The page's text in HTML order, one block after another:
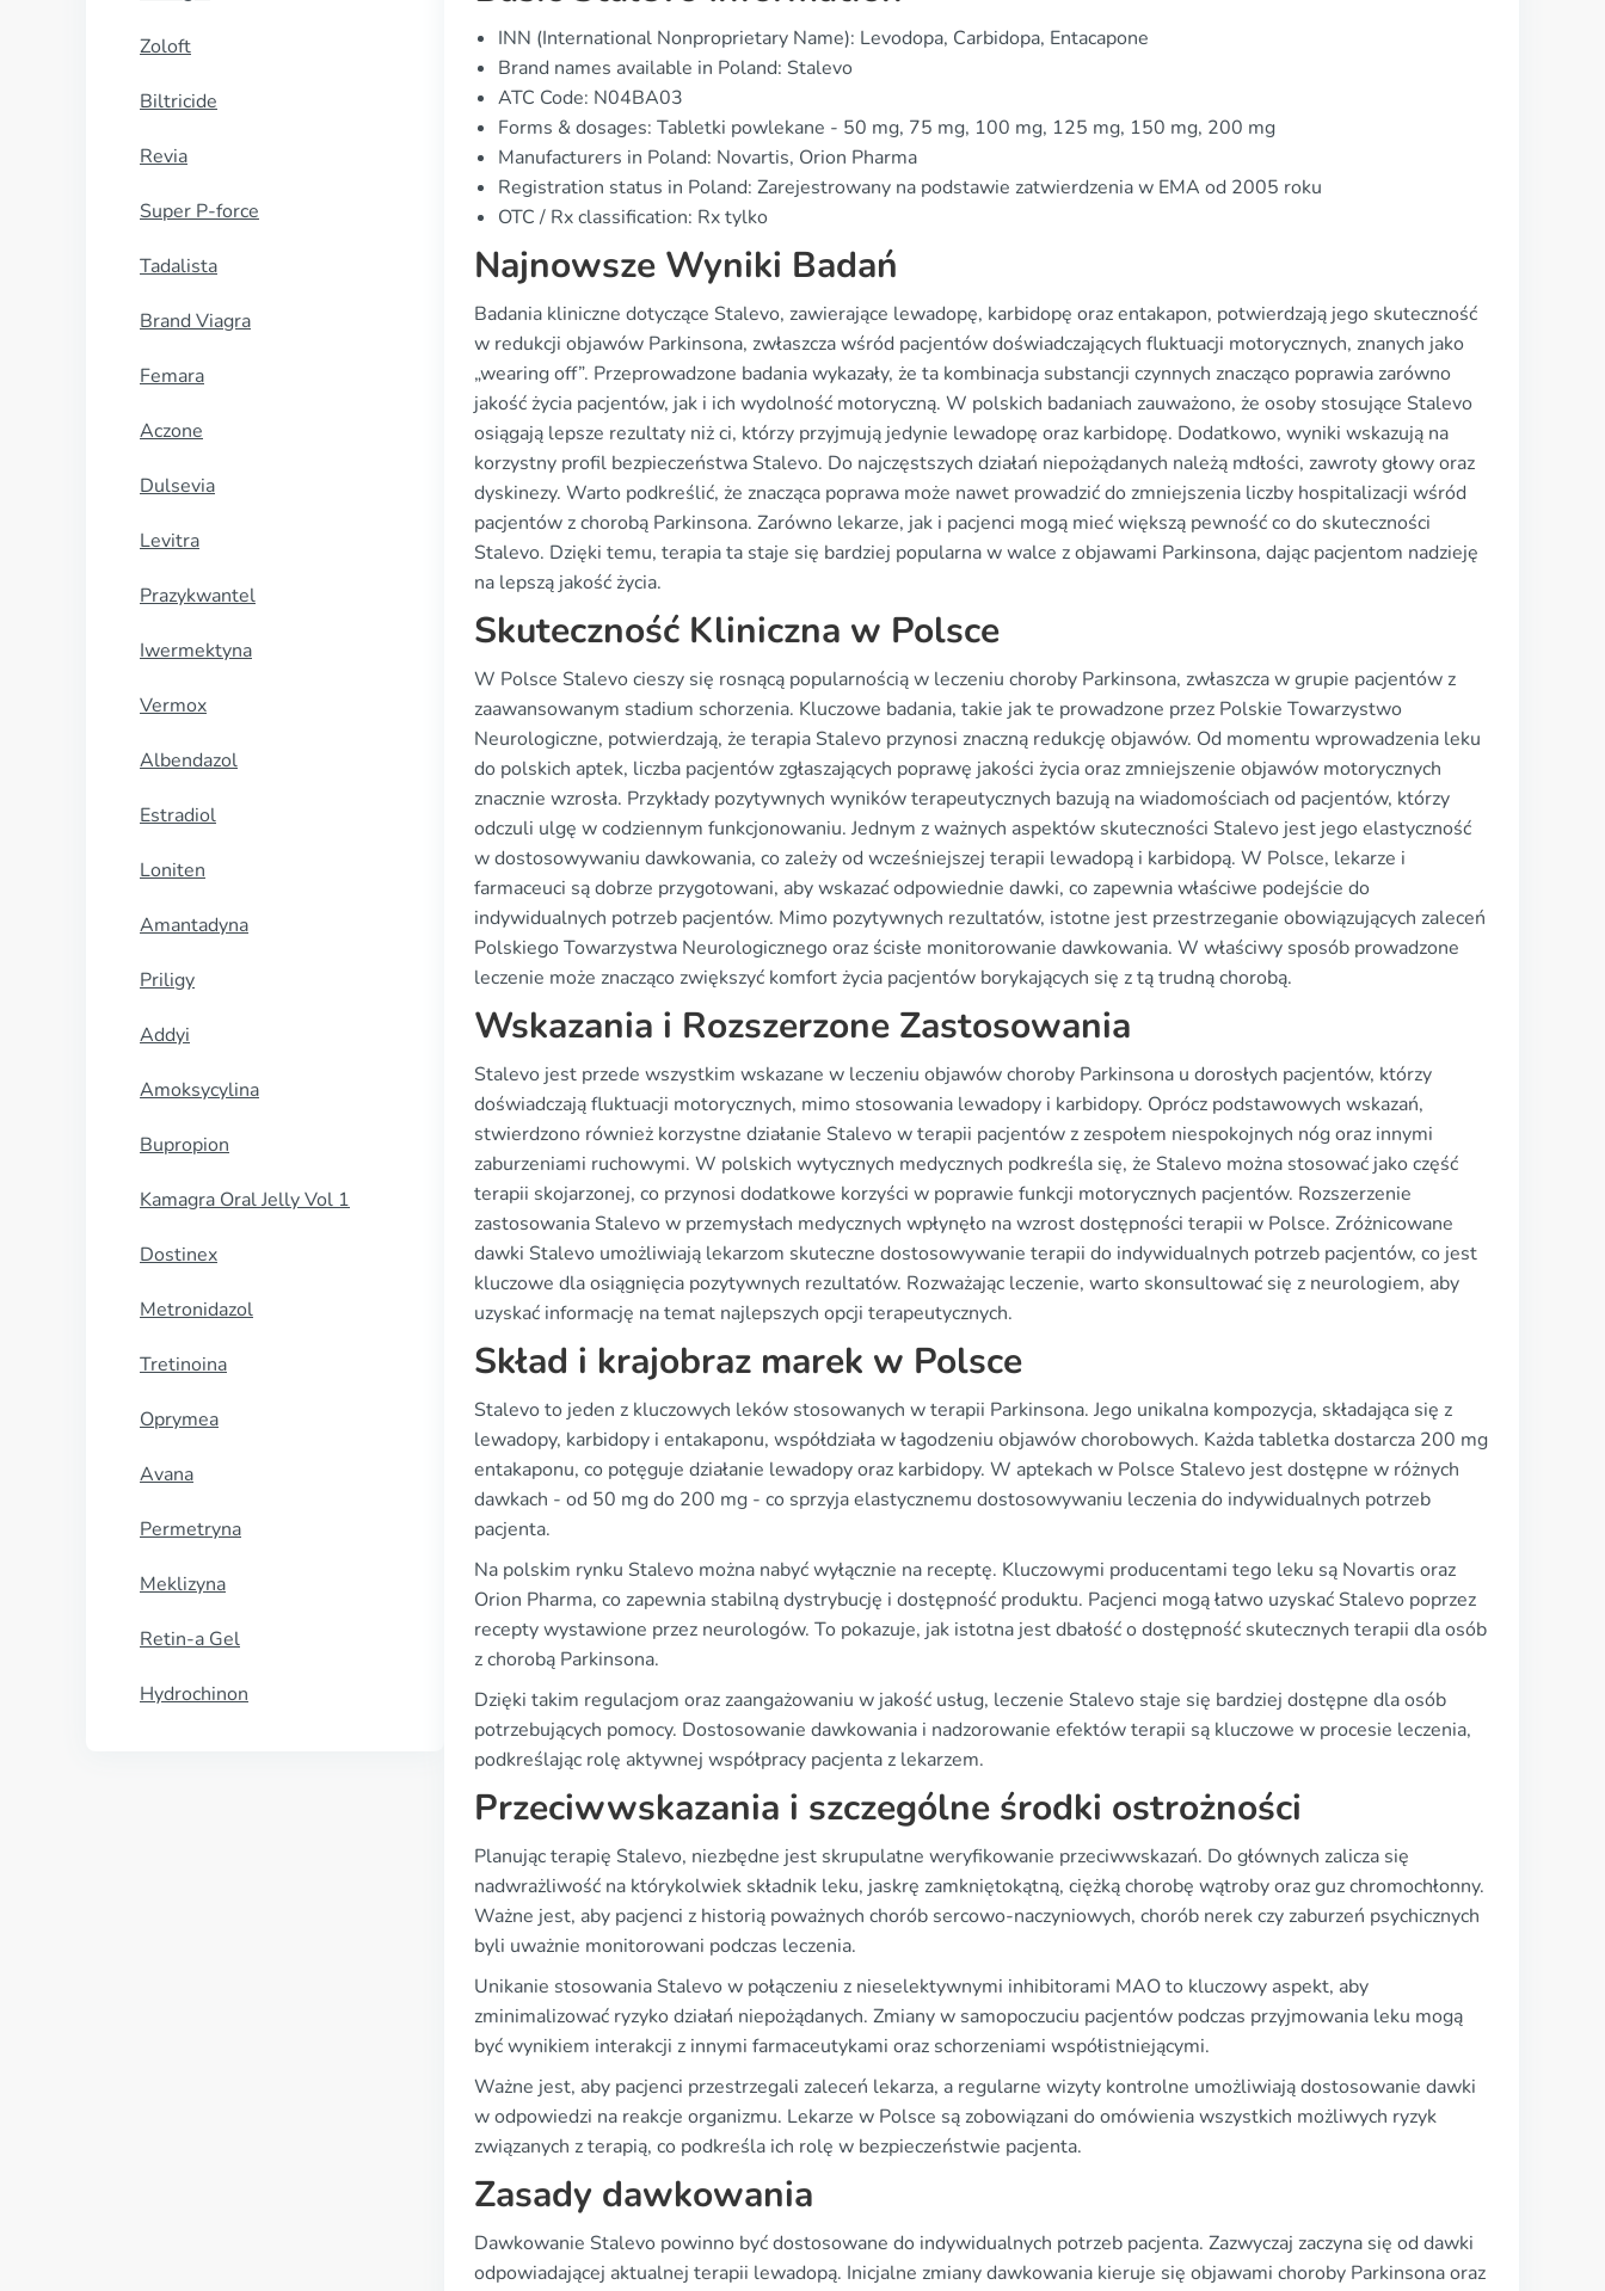
Zoloft
Biltricide
Revia
Super P-force
Tadalista
Brand Viagra
Femara
Aczone
Dulsevia
Levitra
Prazykwantel
Iwermektyna
Vermox
Albendazol
Estradiol
Loniten
Amantadyna
Priligy
Addyi
Amoksycylina
Bupropion
Kamagra Oral Jelly Vol 1
Dostinex
Metronidazol
Tretinoina
Oprymea
Avana
Permetryna
Meklizyna
Retin-a Gel
Hydrochinon
INN (International Nonproprietary Name): Levodopa, Carbidopa, Entacapone
Brand names available in Poland: Stalevo
ATC Code: N04BA03
Forms & dosages: Tabletki powlekane - 50 mg, 75 mg, 100 mg, 125 mg, 150 mg, 200 mg
Manufacturers in Poland: Novartis, Orion Pharma
Registration status in Poland: Zarejestrowany na podstawie zatwierdzenia w EMA od 2005 roku
OTC / Rx classification: Rx tylko
Najnowsze Wyniki Badań
Badania kliniczne dotyczące Stalevo, zawierające lewadopę, karbidopę oraz entakapon, potwierdzają jego skuteczność
w redukcji objawów Parkinsona, zwłaszcza wśród pacjentów doświadczających fluktuacji motorycznych, znanych jako
„wearing off”. Przeprowadzone badania wykazały, że ta kombinacja substancji czynnych znacząco poprawia zarówno
jakość życia pacjentów, jak i ich wydolność motoryczną. W polskich badaniach zauważono, że osoby stosujące Stalevo
osiągają lepsze rezultaty niż ci, którzy przyjmują jedynie lewadopę oraz karbidopę. Dodatkowo, wyniki wskazują na
korzystny profil bezpieczeństwa Stalevo. Do najczęstszych działań niepożądanych należą mdłości, zawroty głowy oraz
dyskinezy. Warto podkreślić, że znacząca poprawa może nawet prowadzić do zmniejszenia liczby hospitalizacji wśród
pacjentów z chorobą Parkinsona. Zarówno lekarze, jak i pacjenci mogą mieć większą pewność co do skuteczności
Stalevo. Dzięki temu, terapia ta staje się bardziej popularna w walce z objawami Parkinsona, dając pacjentom nadzieję
na lepszą jakość życia.
Skuteczność Kliniczna w Polsce
W Polsce Stalevo cieszy się rosnącą popularnością w leczeniu choroby Parkinsona, zwłaszcza w grupie pacjentów z
zaawansowanym stadium schorzenia. Kluczowe badania, takie jak te prowadzone przez Polskie Towarzystwo
Neurologiczne, potwierdzają, że terapia Stalevo przynosi znaczną redukcję objawów. Od momentu wprowadzenia leku
do polskich aptek, liczba pacjentów zgłaszających poprawę jakości życia oraz zmniejszenie objawów motorycznych
znacznie wzrosła. Przykłady pozytywnych wyników terapeutycznych bazują na wiadomościach od pacjentów, którzy
odczuli ulgę w codziennym funkcjonowaniu. Jednym z ważnych aspektów skuteczności Stalevo jest jego elastyczność
w dostosowywaniu dawkowania, co zależy od wcześniejszej terapii lewadopą i karbidopą. W Polsce, lekarze i
farmaceuci są dobrze przygotowani, aby wskazać odpowiednie dawki, co zapewnia właściwe podejście do
indywidualnych potrzeb pacjentów. Mimo pozytywnych rezultatów, istotne jest przestrzeganie obowiązujących zaleceń
Polskiego Towarzystwa Neurologicznego oraz ścisłe monitorowanie dawkowania. W właściwy sposób prowadzone
leczenie może znacząco zwiększyć komfort życia pacjentów borykających się z tą trudną chorobą.
Wskazania i Rozszerzone Zastosowania
Stalevo jest przede wszystkim wskazane w leczeniu objawów choroby Parkinsona u dorosłych pacjentów, którzy
doświadczają fluktuacji motorycznych, mimo stosowania lewadopy i karbidopy. Oprócz podstawowych wskazań,
stwierdzono również korzystne działanie Stalevo w terapii pacjentów z zespołem niespokojnych nóg oraz innymi
zaburzeniami ruchowymi. W polskich wytycznych medycznych podkreśla się, że Stalevo można stosować jako część
terapii skojarzonej, co przynosi dodatkowe korzyści w poprawie funkcji motorycznych pacjentów. Rozszerzenie
zastosowania Stalevo w przemysłach medycznych wpłynęło na wzrost dostępności terapii w Polsce. Zróżnicowane
dawki Stalevo umożliwiają lekarzom skuteczne dostosowywanie terapii do indywidualnych potrzeb pacjentów, co jest
kluczowe dla osiągnięcia pozytywnych rezultatów. Rozważając leczenie, warto skonsultować się z neurologiem, aby
uzyskać informację na temat najlepszych opcji terapeutycznych.
Skład i krajobraz marek w Polsce
Stalevo to jeden z kluczowych leków stosowanych w terapii Parkinsona. Jego unikalna kompozycja, składająca się z
lewadopy, karbidopy i entakaponu, współdziała w łagodzeniu objawów chorobowych. Każda tabletka dostarcza 200 mg
entakaponu, co potęguje działanie lewadopy oraz karbidopy. W aptekach w Polsce Stalevo jest dostępne w różnych
dawkach - od 50 mg do 200 mg - co sprzyja elastycznemu dostosowywaniu leczenia do indywidualnych potrzeb
pacjenta.
Na polskim rynku Stalevo można nabyć wyłącznie na receptę. Kluczowymi producentami tego leku są Novartis oraz
Orion Pharma, co zapewnia stabilną dystrybucję i dostępność produktu. Pacjenci mogą łatwo uzyskać Stalevo poprzez
recepty wystawione przez neurologów. To pokazuje, jak istotna jest dbałość o dostępność skutecznych terapii dla osób
z chorobą Parkinsona.
Dzięki takim regulacjom oraz zaangażowaniu w jakość usług, leczenie Stalevo staje się bardziej dostępne dla osób
potrzebujących pomocy. Dostosowanie dawkowania i nadzorowanie efektów terapii są kluczowe w procesie leczenia,
podkreślając rolę aktywnej współpracy pacjenta z lekarzem.
Przeciwwskazania i szczególne środki ostrożności
Planując terapię Stalevo, niezbędne jest skrupulatne weryfikowanie przeciwwskazań. Do głównych zalicza się
nadwrażliwość na którykolwiek składnik leku, jaskrę zamkniętokątną, ciężką chorobę wątroby oraz guz chromochłonny.
Ważne jest, aby pacjenci z historią poważnych chorób sercowo-naczyniowych, chorób nerek czy zaburzeń psychicznych
byli uważnie monitorowani podczas leczenia.
Unikanie stosowania Stalevo w połączeniu z nieselektywnymi inhibitorami MAO to kluczowy aspekt, aby
zminimalizować ryzyko działań niepożądanych. Zmiany w samopoczuciu pacjentów podczas przyjmowania leku mogą
być wynikiem interakcji z innymi farmaceutykami oraz schorzeniami współistniejącymi.
Ważne jest, aby pacjenci przestrzegali zaleceń lekarza, a regularne wizyty kontrolne umożliwiają dostosowanie dawki
w odpowiedzi na reakcje organizmu. Lekarze w Polsce są zobowiązani do omówienia wszystkich możliwych ryzyk
związanych z terapią, co podkreśla ich rolę w bezpieczeństwie pacjenta.
Zasady dawkowania
Dawkowanie Stalevo powinno być dostosowane do indywidualnych potrzeb pacjenta. Zazwyczaj zaczyna się od dawki
odpowiadającej aktualnej terapii lewadopą. Inicjalne zmiany dawkowania kieruje się objawami choroby Parkinsona oraz